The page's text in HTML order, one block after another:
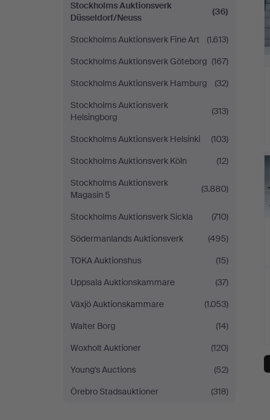
Stockholms Auktionsverk
Düsseldorf/Neuss
(36)
Stockholms Auktionsverk Fine Art
(1.613)
Stockholms Auktionsverk Göteborg (167)
Stockholms Auktionsverk Hamburg
(32)
Stockholms Auktionsverk
Helsingborg
(313)
Stockholms Auktionsverk Helsinki
(103)
Stockholms Auktionsverk Köln
(12)
Stockholms Auktionsverk
Magasin 5
(3.880)
Stockholms Auktionsverk Sickla
(710)
Södermanlands Auktionsverk
(495)
TOKA Auktionshus
(15)
Uppsala Auktionskammare
(37)
Växjö Auktionskammare
(1.053)
Walter Borg
(14)
Woxholt Auktioner
(120)
Young's Auctions
(52)
Örebro Stadsauktioner
(318)